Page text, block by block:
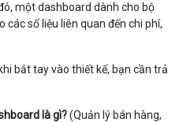
một dashboard dành cho bộ
các số liệu liên quan đến chi phí,
bắt tay vào thiết kế, bạn cần trả
là gì?(Quản lý bán hàng,